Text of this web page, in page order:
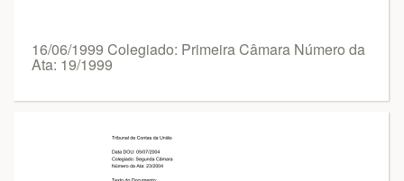
16/06/1999 Colegiado: Primeira Câmara Número da
Ata: 19/1999